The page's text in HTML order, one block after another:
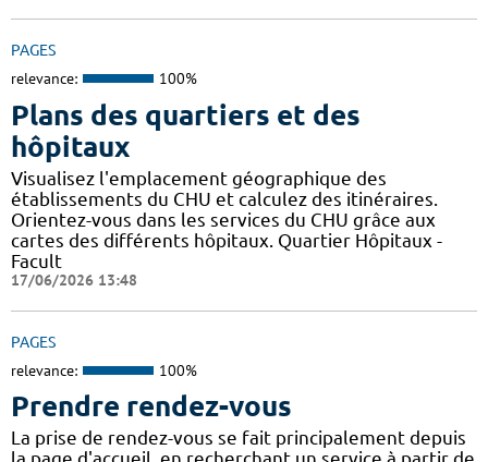
PAGES
relevance: 100%
Plans des quartiers et des
hôpitaux
Visualisez l'emplacement géographique des
établissements du CHU et calculez des itinéraires.
Orientez-vous dans les services du CHU grâce aux
cartes des différents hôpitaux. Quartier Hôpitaux -
Facult
17/06/2026 13:48
PAGES
relevance: 100%
Prendre rendez-vous
La prise de rendez-vous se fait principalement depuis